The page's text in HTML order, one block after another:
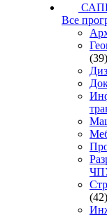
Все
(39)
(42)